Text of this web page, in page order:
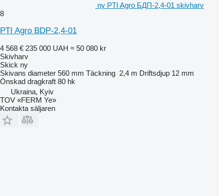
ny PTI Agro БДП-2,4-01 skivharv
8
PTI Agro BDP-2,4-01
4 568 € 235 000 UAH ≈ 50 080 kr
Skivharv
Skick ny
Skivans diameter 560 mm Täckning 2,4 m Driftsdjup 12 mm
Önskad dragkraft 80 hk
Ukraina, Kyiv
TOV «FERM Ye»
Kontakta säljaren